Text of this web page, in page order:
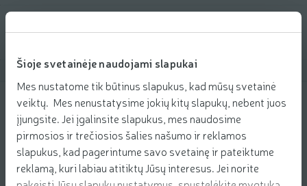
Šioje svetainėje naudojami slapukai
Mes nustatome tik būtinus slapukus, kad mūsų svetainė
veiktų. Mes nenustatysime jokių kitų slapukų, nebent juos
įjungsite. Jei įgalinsite slapukus, mes naudosime
pirmosios ir trečiosios šalies našumo ir reklamos
slapukus, kad pagerintume savo svetainę ir pateiktume
reklamą, kuri labiau atitiktų Jūsų interesus. Jei norite
Filtruoti produktus
Rodyti produktus
Besiplečiantis tarpdančių siūlas WOOM
CARBON+
5.89 € už vnt.
589
€/vnt.Kaina už vienetą: 5,89 €/vnt.
5,89 €/vnt.
Įdėti į krepšelį